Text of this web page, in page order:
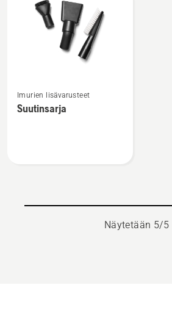
lisätietoja
tuotteesta
Imurien lisävarusteet
Suutinsarja
Näytetään 5/5